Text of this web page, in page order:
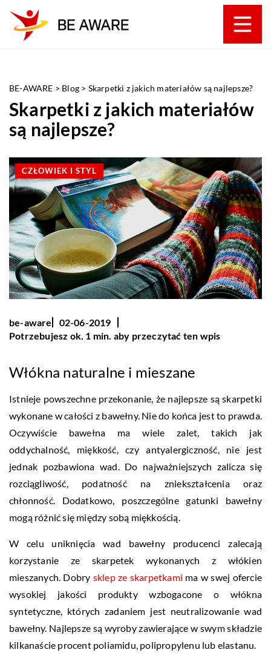
BE-AWARE > Blog > Skarpetki z jakich materiałów są najlepsze?
Skarpetki z jakich materiałów
są najlepsze?
CZŁOWIEK I STYL
be-aware
02-06-2019
Potrzebujesz ok. 1 min. aby przeczytać ten wpis
Włókna naturalne i mieszane
Istnieje powszechne przekonanie, że najlepsze są skarpetki
wykonane w całości z bawełny. Nie do końca jest to prawda.
Oczywiście bawełna ma wiele zalet, takich jak
oddychalność, miękkość, czy antyalergiczność, nie jest
jednak pozbawiona wad. Do najważniejszych zalicza się
rozciągliwość, podatność na zniekształcenia oraz
chłonność. Dodatkowo, poszczególne gatunki bawełny
mogą różnić się między sobą miękkością.
W celu uniknięcia wad bawełny producenci zalecają
korzystanie ze skarpetek wykonanych z włókien
mieszanych. Dobry sklep ze skarpetkami ma w swej ofercie
wysokiej jakości produkty wzbogacone o włókna
syntetyczne, których zadaniem jest neutralizowanie wad
bawełny. Najlepsze są wyroby zawierające w swym składzie
kilkanaście procent poliamidu, polipropylenu lub elastanu.